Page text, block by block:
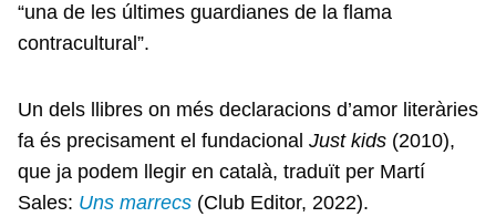
“una de les últimes guardianes de la flama
contracultural”.
Un dels llibres on més declaracions d’amor literàries
fa és precisament el fundacional Just kids (2010),
que ja podem llegir en català, traduït per Martí
Sales: Uns marrecs (Club Editor, 2022).